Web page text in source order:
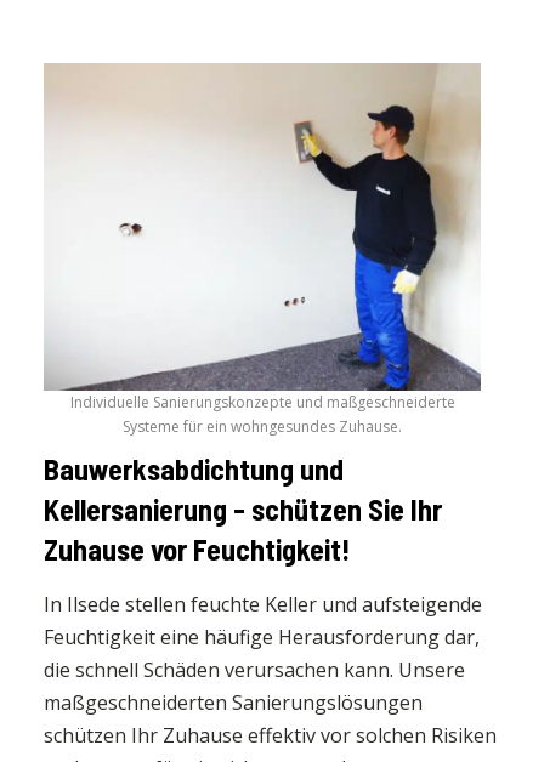
Individuelle Sanierungskonzepte und maßgeschneiderte
Systeme für ein wohngesundes Zuhause.
Bauwerksabdichtung und
Kellersanierung - schützen Sie Ihr
Zuhause vor Feuchtigkeit!
In Ilsede stellen feuchte Keller und aufsteigende
Feuchtigkeit eine häufige Herausforderung dar,
die schnell Schäden verursachen kann. Unsere
maßgeschneiderten Sanierungslösungen
schützen Ihr Zuhause effektiv vor solchen Risiken